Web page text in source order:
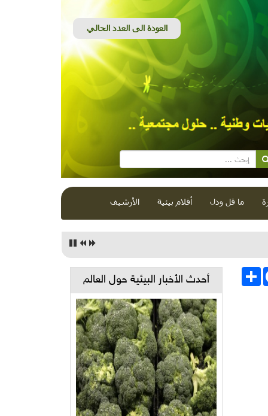
ما قل ودل أفلام بيئية الأرشيف
انشر
أحدث الأخبار البيئية حول العالم